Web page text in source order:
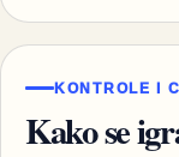
KONTROLE I
Kako se